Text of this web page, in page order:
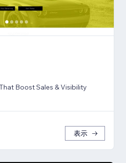
Boost Sales & Visibility
表示